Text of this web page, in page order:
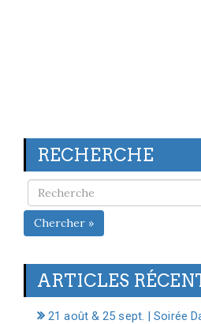
RECHERCHE
Chercher »
ARTICLES
21 août & 25 sept. | Soirée